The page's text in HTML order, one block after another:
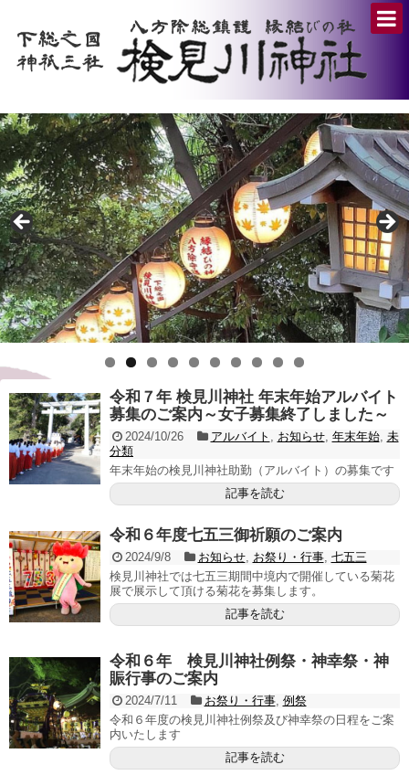
令和７年 検見川神社 年末年始アルバイト
募集のご案内～女子募集終了しました～
2024/10/26 アルバイト お知らせ, 年末年始, 未
分類
年末年始の検見川神社助勤（アルバイト）の募集です
記事を読む
令和６年度七五三御祈願のご案内
2024/9/8 お知らせ, お祭り・行事, 七五三
検見川神社では七五三期間中境内で開催している菊花
展で展示して頂ける菊花を募集します。
記事を読む
令和６年 検見川神社例祭・神幸祭・神
賑行事のご案内
2024/7/11 お祭り・行事, 例祭
令和６年度の検見川神社例祭及び神幸祭の日程をご案
内いたします
記事を読む